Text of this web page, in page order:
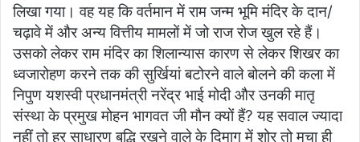
लिखा गया। वह यह कि वर्तमान में राम जन्म भूमि मंदिर के दान/
चढ़ावे में और अन्य वित्तीय मामलों में जो राज रोज खुल रहे हैं।
उसको लेकर राम मंदिर का शिलान्यास कारण से लेकर शिखर का
ध्वजारोहण करने तक की सुर्खियां बटोरने वाले बोलने की कला में
निपुण यशस्वी प्रधानमंत्री नरेंद्र भाई मोदी और उनकी मातृ
संस्था के प्रमुख मोहन भागवत जी मौन क्यों हैं? यह सवाल ज्यादा
नहीं तो हर साधारण बुद्धि रखने वाले के दिमाग में शोर तो मचा ही